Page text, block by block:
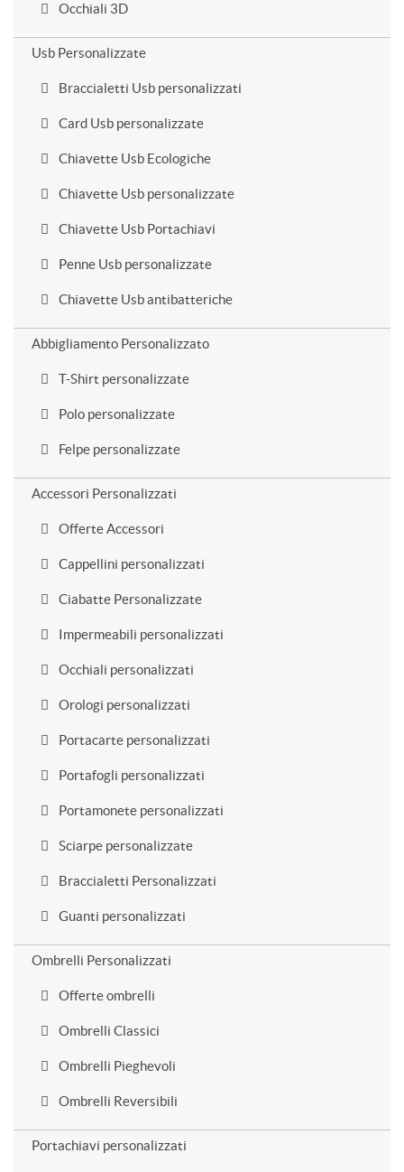
Occhiali 3D
Usb Personalizzate
Braccialetti Usb personalizzati
Card Usb personalizzate
Chiavette Usb Ecologiche
Chiavette Usb personalizzate
Chiavette Usb Portachiavi
Penne Usb personalizzate
Chiavette Usb antibatteriche
Abbigliamento Personalizzato
T-Shirt personalizzate
Polo personalizzate
Felpe personalizzate
Accessori Personalizzati
Offerte Accessori
Cappellini personalizzati
Ciabatte Personalizzate
Impermeabili personalizzati
Occhiali personalizzati
Orologi personalizzati
Portacarte personalizzati
Portafogli personalizzati
Portamonete personalizzati
Sciarpe personalizzate
Braccialetti Personalizzati
Guanti personalizzati
Ombrelli Personalizzati
Offerte ombrelli
Ombrelli Classici
Ombrelli Pieghevoli
Ombrelli Reversibili
Portachiavi personalizzati